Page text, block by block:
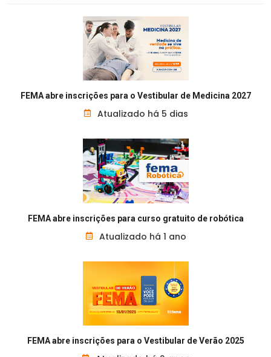
FEMA abre inscrições para o Vestibular de Medicina 2027
Atualizado há 5 dias
FEMA abre inscrições para curso gratuito de robótica
Atualizado há 1 ano
FEMA abre inscrições para o Vestibular de Verão 2025